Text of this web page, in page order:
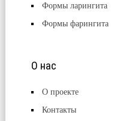
Формы ларингита
Формы фарингита
О нас
О проекте
Контакты